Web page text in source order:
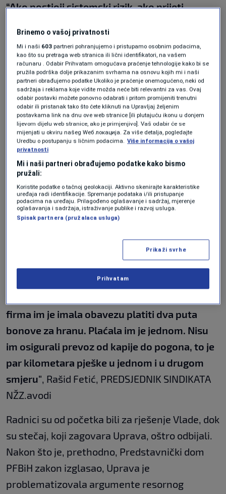
“Ako postioji sistemski rizik, ako prijeti
povjerioci, dobavljači i javni prihodi, onda
Vlada FBiH, u saradnji s parlamentom FBiH,
ima obavezu stvoriti pravni okvir u kojem će
postupak voditi transparentno, sudski
kontrolisano i u javnom interesu",ističe
Vedran Lakić, MINISTAR ENERGIJE, RUDARSTVA
I INDUSTRIJE.
Kao posljednji čin odmazde za usvojeni zakon,
Uprava Nove Željezare Zenica je, nakon što im
je uskratila vodu za piće, radnicima obustavila
isplatu regresa, zbog čega su stupili u radnički
neposluh, obustavljajući proizvodnju u
"Zabrinjavajuće je da radnici nisu imali HTZ
opremu. Radnici su radili bez rukavica ili su ih
firma im je imala obavezu platiti dva puta
bonove za hranu. Plaćala im je jednom. Nisu
im osigurali prevoz od kapije do pogona, to je
par kilometara pješke u jednom i u drugom
smjeru", Rašid Fetić, PREDSJEDNIK SINDIKATA
NŽZ.avodi
Radnici su od početka bili za rješenje Vlade, dok
su stečaj, koji zagovara Uprava, oštro odbijali.
Nakon što je, prethodno, Predstavnički dom
PFBiH zakon izglasao, Uprava je
problematizovala argumente resornog
Brinemo o vašoj privatnosti
Mi i naši 603 partneri pohranjujemo i pristupamo osobnim podacima,
kao što su pretraga web stranica ili lični identifikatori, na vašem
računaru . Odabir Prihvatam omogućava praćenje tehnologije kako bi se
pružila podrška dolje prikazanim svrhama na osnovu kojih mi i naši
partneri obrađujemo podatke Ukoliko je praćenje onemogućeno, neki od
sadržaja i reklama koje vidite možda neće biti relevantni za vas. Ovaj
odabir postavki možete ponovno odabrati i pritom promijeniti trenutni
odabir ili pristanak tako što ćete kliknuti na Upravljaj željenim
postavkama link na dnu ove web stranice [ili plutajuću ikonu u donjem
lijevom dijelu web stranice, ako je primjenjivo]. Vaš odabir će se
mijenjati u okviru našeg Wеб локација. Za više detalja, pogledajte
Uredbu o postupanju s ličnim podacima. Više informacija o vašoj
privatnosti
Mi i naši partneri obrađujemo podatke kako bismo
pružali:
Koristite podatke o tačnoj geolokaciji. Aktivno skenirajte karakteristike
uređaja radi identifikacije. Spremanje podataka i/ili pristupanje
podacima na uređaju. Prilagođeno oglašavanje i sadržaj, mjerenje
oglašavanja i sadržaja, istraživanje publike i razvoj usluga.
Spisak partnera (pružalaca usluga)
Prikaži svrhe
Prihvatam